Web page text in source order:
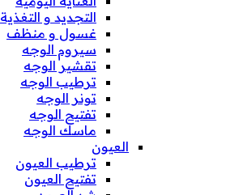
التجديد و التغذية
غسول و منظف
سيروم الوجه
تقشير الوجه
ترطيب الوجه
تونر الوجه
تفتيح الوجه
ماسك الوجه
العيون
ترطيب العيون
تفتيح العيون